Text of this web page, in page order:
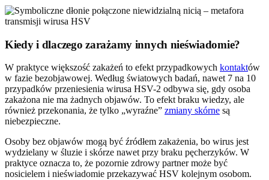
Kiedy i dlaczego zarażamy innych nieświadomie?
W praktyce większość zakażeń to efekt przypadkowych kontaktów
w fazie bezobjawowej. Według światowych badań, nawet 7 na 10
przypadków przeniesienia wirusa HSV-2 odbywa się, gdy osoba
zakażona nie ma żadnych objawów. To efekt braku wiedzy, ale
również przekonania, że tylko „wyraźne” zmiany skórne są
niebezpieczne.
Osoby bez objawów mogą być źródłem zakażenia, bo wirus jest
wydzielany w śluzie i skórze nawet przy braku pęcherzyków. W
praktyce oznacza to, że pozornie zdrowy partner może być
nosicielem i nieświadomie przekazywać HSV kolejnym osobom.